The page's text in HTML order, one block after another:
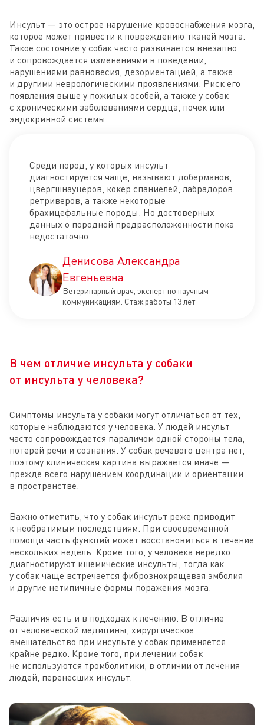
Инсульт — это острое нарушение кровоснабжения мозга,
которое может привести к повреждению тканей мозга.
Такое состояние у собак часто развивается внезапно
и сопровождается изменениями в поведении,
нарушениями равновесия, дезориентацией, а также
и другими неврологическими проявлениями. Риск его
появления выше у пожилых особей, а также у собак
с хроническими заболеваниями сердца, почек или
эндокринной системы.
Среди пород, у которых инсульт
диагностируется чаще, называют доберманов,
цвергшнауцеров, кокер спаниелей, лабрадоров
ретриверов, а также некоторые
брахицефальные породы. Но достоверных
данных о породной предрасположенности пока
недостаточно.
Денисова Александра
Евгеньевна
Ветеринарный врач, эксперт по научным
коммуникациям. Стаж работы 13 лет
В чем отличие инсульта у собаки
от инсульта у человека?
Симптомы инсульта у собаки могут отличаться от тех,
которые наблюдаются у человека. У людей инсульт
часто сопровождается параличом одной стороны тела,
потерей речи и сознания. У собак речевого центра нет,
поэтому клиническая картина выражается иначе —
прежде всего нарушением координации и ориентации
в пространстве.
Важно отметить, что у собак инсульт реже приводит
к необратимым последствиям. При своевременной
помощи часть функций может восстановиться в течение
нескольких недель. Кроме того, у человека нередко
диагностируют ишемические инсульты, тогда как
у собак чаще встречается фибрознохрящевая эмболия
и другие нетипичные формы поражения мозга.
Различия есть и в подходах к лечению. В отличие
от человеческой медицины, хирургическое
вмешательство при инсульте у собак применяется
крайне редко. Кроме того, при лечении собак
не используются тромболитики, в отличии от лечения
людей, перенесших инсульт.